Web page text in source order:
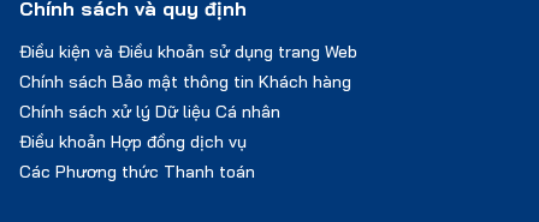
Chính sách và quy định
Điều kiện và Điều khoản sử dụng trang Web
Chính sách Bảo mật thông tin Khách hàng
Chính sách xử lý Dữ liệu Cá nhân
Điều khoản Hợp đồng dịch vụ
Các Phương thức Thanh toán